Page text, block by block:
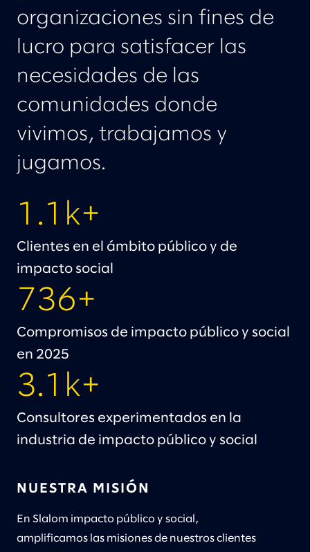
VEHÍCULOS DE CONTRATO
organizaciones sin fines de
lucro para satisfacer las
necesidades de las
comunidades donde
vivimos, trabajamos y
jugamos.
1.1k+
Clientes en el ámbito público y de
impacto social
736+
Compromisos de impacto público y social
en 2025
3.1k+
Consultores experimentados en la
industria de impacto público y social
NUESTRA MISIÓN
En Slalom impacto público y social,
amplificamos las misiones de nuestros clientes